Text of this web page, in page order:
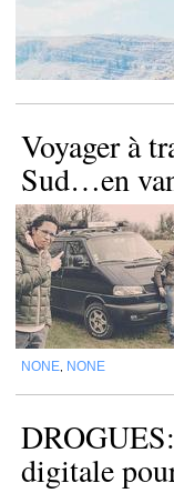
Voyager à
Sud…en
NONE NONE
digitale